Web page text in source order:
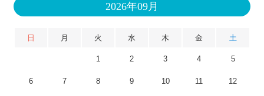
2026年09月
日 月 火 水 木 金 土
1 2 3 4 5
6 7 8 9 10 11 12